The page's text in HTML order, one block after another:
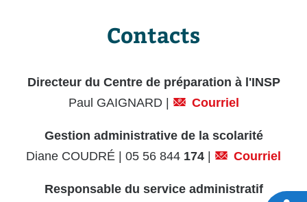
Procédures d'admission
Candidature | Ouverture de la
campagne de recrutement : du 2
mars au 26 mai 2026,
Notice explicative
Télécharger le dossier de
Envoi du dossier par voie postale :
Contacts
Directeur du Centre de préparation à l'INSP
Paul GAIGNARD |
Courriel
Gestion administrative de la scolarité
Diane COUDRÉ | 05 56 844 174 Courriel
Responsable du service administratif